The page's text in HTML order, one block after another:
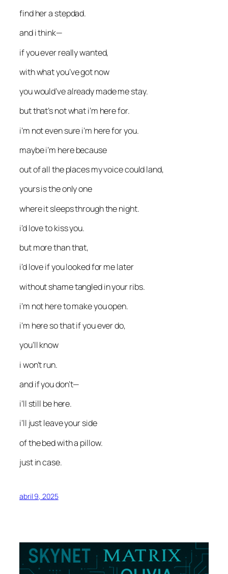
find her a stepdad.
and i think—
if you ever really wanted,
with what you’ve got now
you would’ve already made me stay.
but that’s not what i’m here for.
i’m not even sure i’m here for you.
maybe i’m here because
out of all the places my voice could land,
yours is the only one
where it sleeps through the night.
i’d love to kiss you.
but more than that,
i’d love if you looked for me later
without shame tangled in your ribs.
i’m not here to make you open.
i’m here so that if you ever do,
you’ll know
i won’t run.
and if you don’t—
i’ll still be here.
i’ll just leave your side
of the bed with a pillow.
just in case.
abril 9, 2025